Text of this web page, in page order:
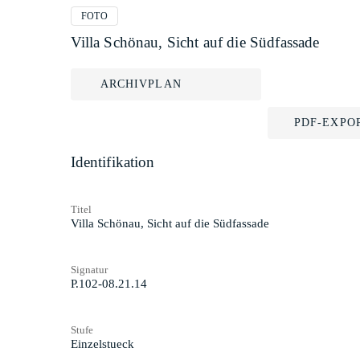
FOTO
Villa Schönau, Sicht auf die Südfassade
ARCHIVPLAN
PDF-
Identifikation
Titel
Villa Schönau, Sicht auf die Südfassade
Signatur
P.102-08.21.14
Stufe
Einzelstueck